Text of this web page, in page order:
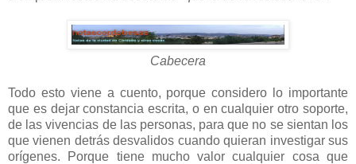
Cabecera
Todo esto viene a cuento, porque considero lo importante
que es dejar constancia escrita, o en cualquier otro soporte,
de las vivencias de las personas, para que no se sientan los
que vienen detrás desvalidos cuando quieran investigar sus
orígenes. Porque tiene mucho valor cualquier cosa que